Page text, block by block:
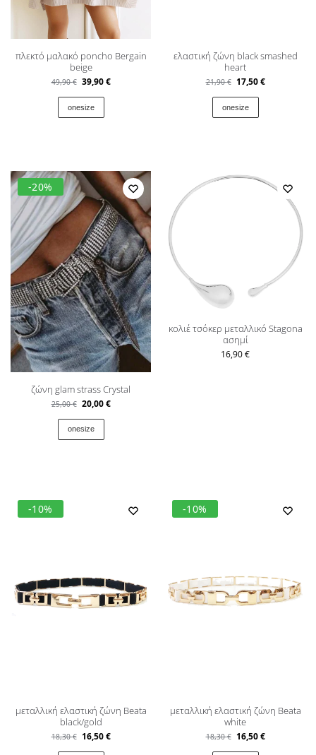
πλεκτό μαλακό poncho Bergain
beige
49,90€ 39,90€
onesize
ελαστική ζώνη black smashed
heart
21,90€ 17,50€
onesize
-20%
ζώνη glam strass Crystal
25,00€ 20,00€
onesize
κολιέ τσόκερ μεταλλικό Stagona
ασημί
16,90€
-10%
μεταλλική ελαστική ζώνη Beata
black/gold
18,30€ 16,50€
-10%
μεταλλική ελαστική ζώνη Beata
white
18,30€ 16,50€